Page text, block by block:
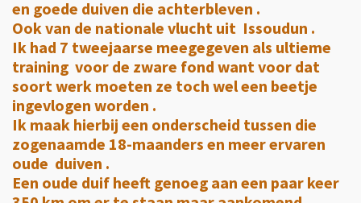
en goede duiven die achterbleven .
Ook van de nationale vlucht uit Issoudun .
Ik had 7 tweejaarse meegegeven als ultieme
training voor de zware fond want voor dat
soort werk moeten ze toch wel een beetje
ingevlogen worden .
Ik maak hierbij een onderscheid tussen die
zogenaamde 18-maanders en meer ervaren
oude duiven .
Een oude duif heeft genoeg aan een paar keer